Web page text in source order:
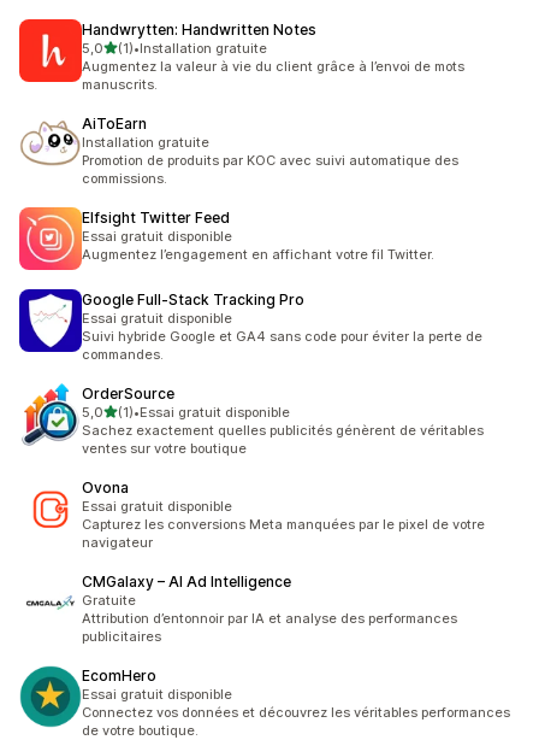
Handwrytten: Handwritten Notes
5,0étoile(s) sur 5
(1)
1 avis au total
•Installation gratuite
Augmentez la valeur à vie du client grâce à l’envoi de mots
manuscrits.
AiToEarn
Installation gratuite
Promotion de produits par KOC avec suivi automatique des
commissions.
Elfsight Twitter Feed
Essai gratuit disponible
Augmentez l’engagement en affichant votre fil Twitter.
Google Full‑Stack Tracking Pro
Essai gratuit disponible
Suivi hybride Google et GA4 sans code pour éviter la perte de
commandes.
OrderSource
5,0étoile(s) sur 5
(1)
1 avis au total
•Essai gratuit disponible
Sachez exactement quelles publicités génèrent de véritables
ventes sur votre boutique
Ovona
Essai gratuit disponible
Capturez les conversions Meta manquées par le pixel de votre
navigateur
CMGalaxy – AI Ad Intelligence
Gratuite
Attribution d’entonnoir par IA et analyse des performances
publicitaires
EcomHero
Essai gratuit disponible
Connectez vos données et découvrez les véritables performances
de votre boutique.